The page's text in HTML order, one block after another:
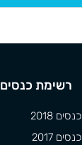
רשימת כנסים
כנסים 2018
כנסים 2017